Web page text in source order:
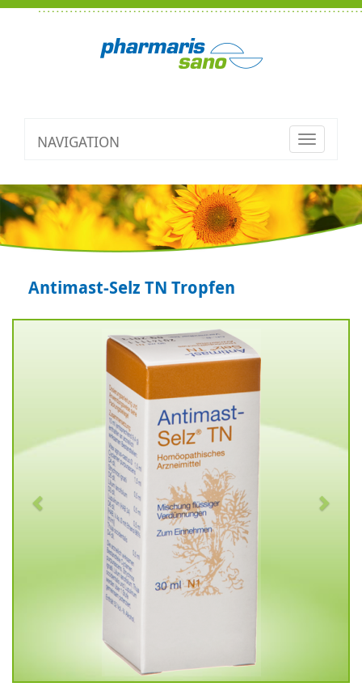
NAVIGATION
Toggle
Antimast-Selz TN Tropfen